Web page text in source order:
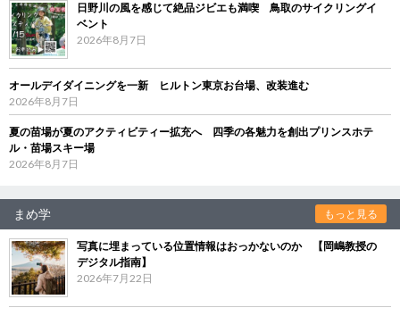
日野川の風を感じて絶品ジビエも満喫 鳥取のサイクリングイ
ベント
2026年8月7日
オールデイダイニングを一新 ヒルトン東京お台場、改装進む
2026年8月7日
夏の苗場が夏のアクティビティー拡充へ 四季の各魅力を創出プリンスホテ
ル・苗場スキー場
2026年8月7日
まめ学 もっと見る
写真に埋まっている位置情報はおっかないのか 【岡嶋教授の
デジタル指南】
2026年7月22日